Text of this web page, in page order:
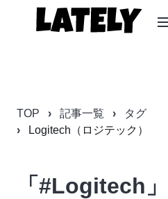
TOP 記事一覧
タグ
Logitech（ロジテック）
「#Logitech